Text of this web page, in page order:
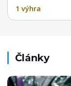
1 výhra
Články